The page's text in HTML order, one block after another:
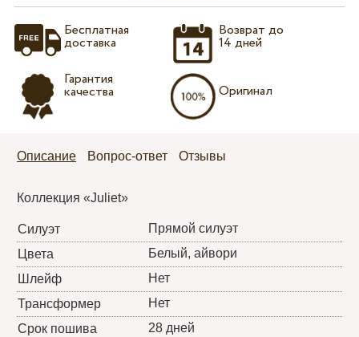
Бесплатная
доставка
Гарантия
качества
Возврат до
14 дней
Оригинал
Описание Вопрос-ответ Отзывы
Коллекция «Juliet»
Силуэт
Прямой силуэт
Цвета
Белый, айвори
Шлейф
Нет
Трансформер
Нет
Срок пошива
28 дней